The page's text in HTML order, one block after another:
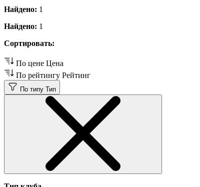
Найдено: 1
Найдено: 1
Сортировать:
По цене Цена
По рейтингу Рейтинг
По типу Тип